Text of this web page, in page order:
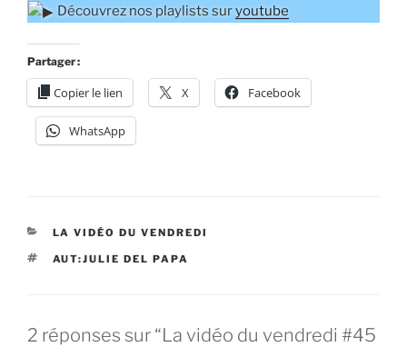
Découvrez nos playlists suryoutube
Partager :
Copier le lien X Facebook
WhatsApp
CATÉGORIES
LA VIDÉO DU VENDREDI
ÉTIQUETTES
AUT:JULIE DEL PAPA
2 réponses sur “La vidéo du vendredi #45